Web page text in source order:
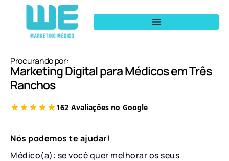
Procurando por:
Marketing Digital para Médicos em Três
Ranchos
Nós podemos te ajudar!
Médico(a): se você quer melhorar os seus